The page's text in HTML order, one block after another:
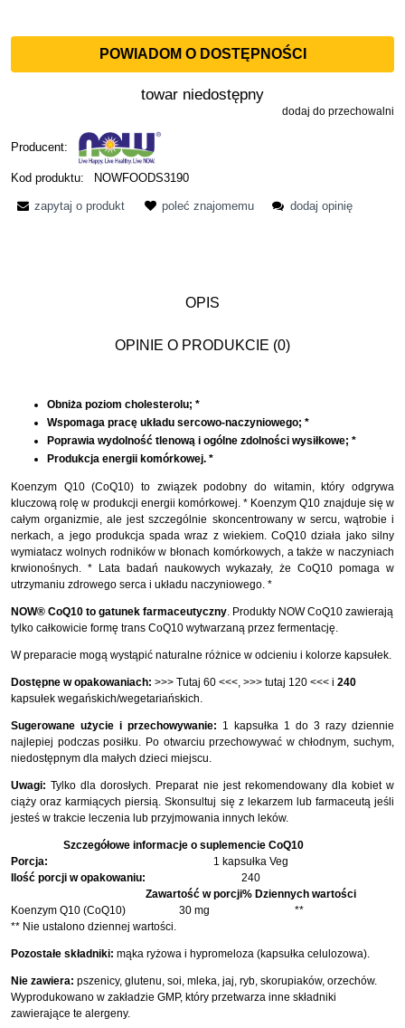
POWIADOM O DOSTĘPNOŚCI
towar niedostępny
dodaj do przechowalni
Producent:
Kod produktu: NOWFOODS3190
zapytaj o produkt poleć znajomemu dodaj opinię
OPIS
OPINIE O PRODUKCIE (0)
Obniża poziom cholesterolu; *
Wspomaga pracę układu sercowo-naczyniowego; *
Poprawia wydolność tlenową i ogólne zdolności wysiłkowe; *
Produkcja energii komórkowej. *
Koenzym Q10 (CoQ10) to związek podobny do witamin, który odgrywa
kluczową rolę w produkcji energii komórkowej. * Koenzym Q10 znajduje się w
całym organizmie, ale jest szczególnie skoncentrowany w sercu, wątrobie i
nerkach, a jego produkcja spada wraz z wiekiem. CoQ10 działa jako silny
wymiatacz wolnych rodników w błonach komórkowych, a także w naczyniach
krwionośnych. * Lata badań naukowych wykazały, że CoQ10 pomaga w
utrzymaniu zdrowego serca i układu naczyniowego. *
NOW® CoQ10 to gatunek farmaceutyczny. Produkty NOW CoQ10 zawierają
tylko całkowicie formę trans CoQ10 wytwarzaną przez fermentację.
W preparacie mogą wystąpić naturalne różnice w odcieniu i kolorze kapsułek.
Dostępne w opakowaniach: >>> Tutaj 60 <<<, >>> tutaj 120 <<< i 240
kapsułek wegańskich/wegetariańskich.
Sugerowane użycie i przechowywanie: 1 kapsułka 1 do 3 razy dziennie
najlepiej podczas posiłku. Po otwarciu przechowywać w chłodnym, suchym,
niedostępnym dla małych dzieci miejscu.
Uwagi: Tylko dla dorosłych. Preparat nie jest rekomendowany dla kobiet w
ciąży oraz karmiących piersią. Skonsultuj się z lekarzem lub farmaceutą jeśli
jesteś w trakcie leczenia lub przyjmowania innych leków.
Szczegółowe informacje o suplemencie CoQ10
Porcja:
1 kapsułka Veg
Ilość porcji w opakowaniu:
240
Zawartość w porcji% Dziennych wartości
** Nie ustalono dziennej wartości.
Koenzym Q10 (CoQ10) 30 mg **
Pozostałe składniki: mąka ryżowa i hypromeloza (kapsułka celulozowa).
Nie zawiera: pszenicy, glutenu, soi, mleka, jaj, ryb, skorupiaków, orzechów.
Wyprodukowano w zakładzie GMP, który przetwarza inne składniki
zawierające te alergeny.